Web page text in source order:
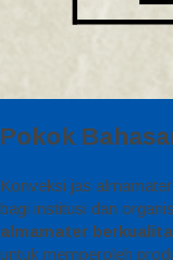
Pokok
Konveksi jas
bagi institusi dan
almamater
untuk memperoleh